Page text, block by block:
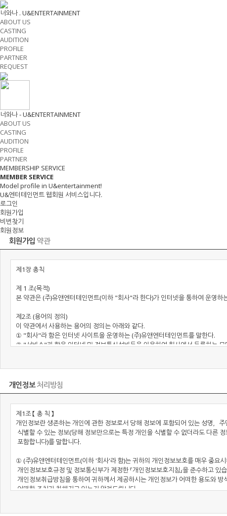
너와나 . U&ENTERTAINMENT
ABOUT US
CASTING
AUDITION
PROFILE
PARTNER
REQUEST
너와나 - U&ENTERTAINMENT
ABOUT US
CASTING
AUDITION
PROFILE
PARTNER
MEMBERSHIP SERVICE
MEMBER SERVICE
Model profile in U&entertainment!
U&엔터테인먼트 웹회원 서비스입니다.
로그인
회원가입
비번찾기
회원정보
회원가입 약관
개인정보처리방침